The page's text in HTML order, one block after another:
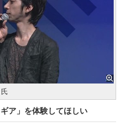
ア」を体験してほしい